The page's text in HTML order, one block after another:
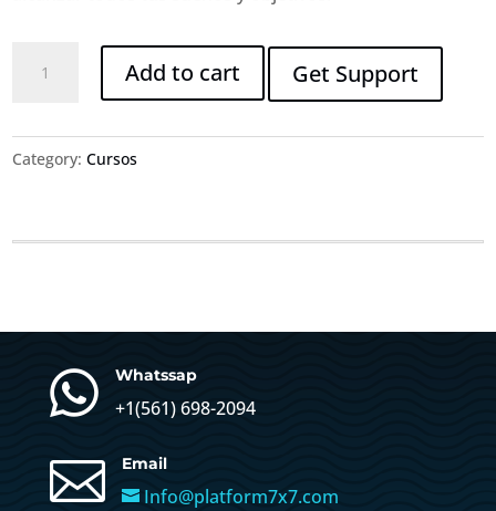
para
Mentalidad
Ganadora
Add to cart Get Support
Category:Cursos
 Whatssap
+1(561) 698-2094
 Email
Info@platform7x7.com